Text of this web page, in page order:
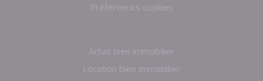
Préférences cookies
Achat bien immobilier
Location bien immobilier